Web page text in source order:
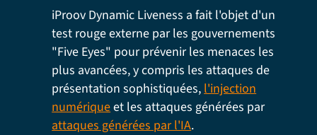
iProov Dynamic Liveness a fait l'objet d'un
test rouge externe par les gouvernements
"Five Eyes" pourprévenir les menaces les
plus avancées, y compris les attaques de
présentation sophistiquées, l'injection
numériqueet les attaques générées par
attaques générées par l'IA.